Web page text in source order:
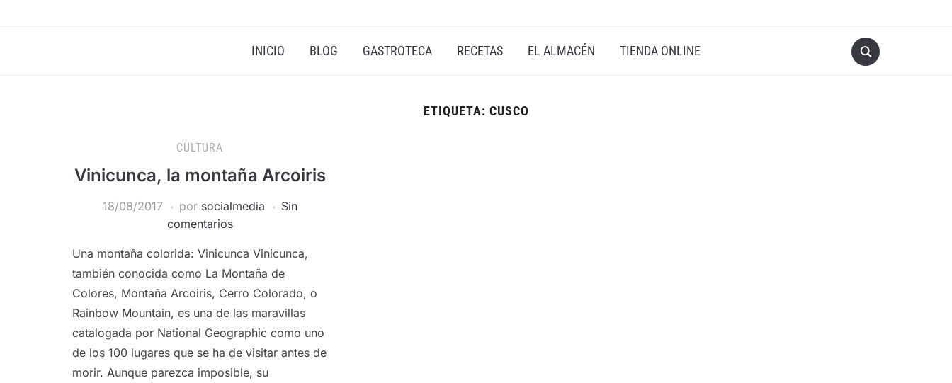
INICIO BLOG GASTROTECA RECETAS EL ALMACÉN TIENDA ONLINE
ETIQUETA: CUSCO
CULTURA
Vinicunca, la montaña Arcoiris
18/08/2017 por socialmedia
Sin
comentarios
Una montaña colorida: Vinicunca Vinicunca,
también conocida como La Montaña de
Colores, Montaña Arcoiris, Cerro Colorado, o
Rainbow Mountain, es una de las maravillas
catalogada por National Geographic como uno
de los 100 lugares que se ha de visitar antes de
morir. Aunque parezca imposible, su